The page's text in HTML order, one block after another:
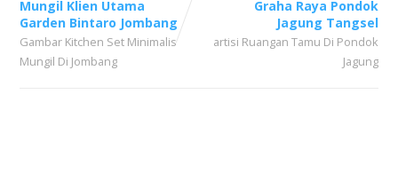
Mungil Klien Utama
Garden Bintaro Jombang
Gambar Kitchen Set Minimalis
Mungil Di Jombang
Graha Raya Pondok
Jagung Tangsel
artisi Ruangan Tamu Di Pondok
Jagung